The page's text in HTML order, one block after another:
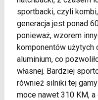
sportbacki, czyli
generacja jest ponad
ponieważ, wzorem
komponentów użytych
aluminium, co
własnej. Bardziej
również silniki tej
moce nawet 310 KM,